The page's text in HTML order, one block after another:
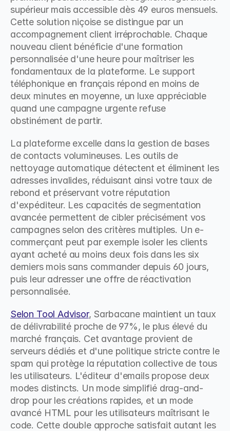
supérieur mais accessible dès 49 euros mensuels.
Cette solution niçoise se distingue par un
accompagnement client irréprochable. Chaque
nouveau client bénéficie d'une formation
personnalisée d'une heure pour maîtriser les
fondamentaux de la plateforme. Le support
téléphonique en français répond en moins de
deux minutes en moyenne, un luxe appréciable
quand une campagne urgente refuse
obstinément de partir.
La plateforme excelle dans la gestion de bases
de contacts volumineuses. Les outils de
nettoyage automatique détectent et éliminent les
adresses invalides, réduisant ainsi votre taux de
rebond et préservant votre réputation
d'expéditeur. Les capacités de segmentation
avancée permettent de cibler précisément vos
campagnes selon des critères multiples. Un e-
commerçant peut par exemple isoler les clients
ayant acheté au moins deux fois dans les six
derniers mois sans commander depuis 60 jours,
puis leur adresser une offre de réactivation
personnalisée.
Selon Tool Advisor, Sarbacane maintient un taux
de délivrabilité proche de 97%, le plus élevé du
marché français. Cet avantage provient de
serveurs dédiés et d'une politique stricte contre le
spam qui protège la réputation collective de tous
les utilisateurs. L'éditeur d'emails propose deux
modes distincts. Un mode simplifié drag-and-
drop pour les créations rapides, et un mode
avancé HTML pour les utilisateurs maîtrisant le
code. Cette double approche satisfait autant les